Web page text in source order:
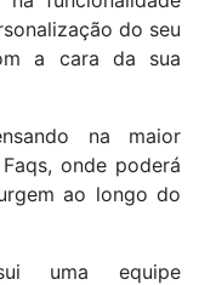
do seu
a cara da sua
na maior
onde poderá
ao longo do
uma equipe